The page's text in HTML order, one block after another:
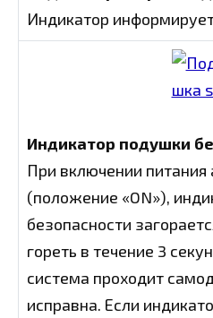
Индикатор
Индикатор подушки
При включении питания
(положение «ON»),
безопасности
гореть в течение 3
система проходит
исправна. Если